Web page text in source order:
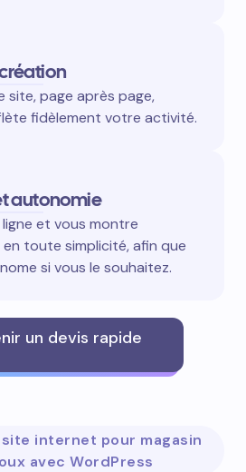
site, page après page,
fidèlement votre activité.
autonomie
et vous montre
en toute simplicité, afin que
si vous le souhaitez.
un devis rapide
internet pour magasin
avec WordPress